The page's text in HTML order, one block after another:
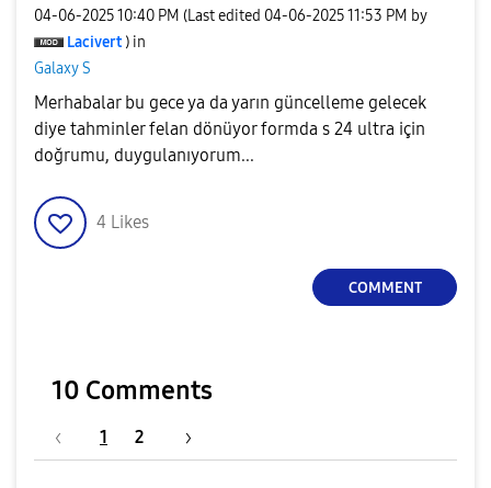
‎04-06-202510:40 PM (Last edited ‎04-06-202511:53 PM by
Lacivert ) in
Galaxy S
Merhabalar bu gece ya da yarın güncelleme gelecek
diye tahminler felan dönüyor formda s 24 ultra için
doğrumu, duygulanıyorum...
4 Likes
COMMENT
10 Comments
1 2